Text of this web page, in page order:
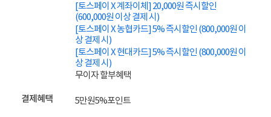
[토스페이 X 계좌이체] 20,000원 즉시할인
(600,000원 이상 결제 시)
[토스페이 X 농협카드] 5% 즉시할인 (800,000원 이
상 결제 시)
[토스페이 X 현대카드] 5% 즉시할인 (800,000원 이
상 결제 시)
무이자 할부혜택
결제혜택 5만원5%포인트